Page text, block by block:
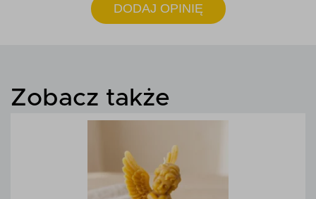
DODAJ OPINIĘ
Zobacz także